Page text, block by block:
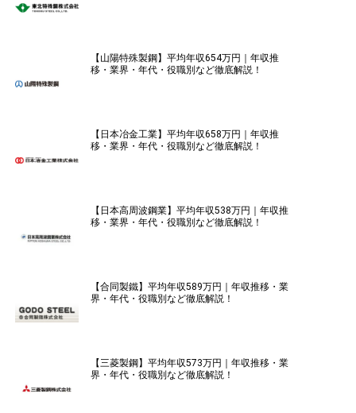
【山陽特殊製鋼】平均年収654万円｜年収推
移・業界・年代・役職別など徹底解説！
【日本冶金工業】平均年収658万円｜年収推
移・業界・年代・役職別など徹底解説！
【日本高周波鋼業】平均年収538万円｜年収推
移・業界・年代・役職別など徹底解説！
【合同製鐵】平均年収589万円｜年収推移・業
界・年代・役職別など徹底解説！
【三菱製鋼】平均年収573万円｜年収推移・業
界・年代・役職別など徹底解説！